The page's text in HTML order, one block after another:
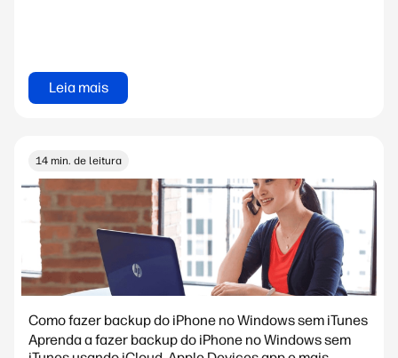
Leia mais
14 min. de leitura
Como fazer backup do iPhone no Windows sem iTunes
Aprenda a fazer backup do iPhone no Windows sem